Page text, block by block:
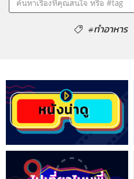
#ทำอาหาร